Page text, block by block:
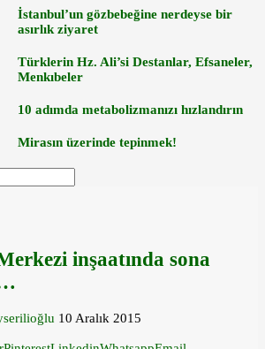
İstanbul’un gözbebeğine nerdeyse bir
asırlık ziyaret
Türklerin Hz. Ali’si Destanlar, Efsaneler,
Menkıbeler
10 adımda metabolizmanızı hızlandırın
Mirasın üzerinde tepinmek!
inşaatında sona
10 Aralık 2015